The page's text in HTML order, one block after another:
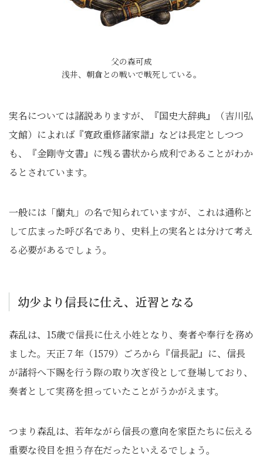
父の森可成
浅井、朝倉との戦いで戦死している。
実名については諸説ありますが、『国史大辞典』（吉川弘
文館）によれば『寛政重修諸家譜』などは長定としつつ
も、『金剛寺文書』に残る書状から成利であることがわか
るとされています。
一般には「蘭丸」の名で知られていますが、これは通称と
して広まった呼び名であり、史料上の実名とは分けて考え
る必要があるでしょう。
幼少より信長に仕え、近習となる
森乱は、15歳で信長に仕え小姓となり、奏者や奉行を務め
ました。天正７年（1579）ごろから『信長記』に、信長
が諸将へ下賜を行う際の取り次ぎ役として登場しており、
奏者として実務を担っていたことがうかがえます。
つまり森乱は、若年ながら信長の意向を家臣たちに伝える
重要な役目を担う存在だったといえるでしょう。